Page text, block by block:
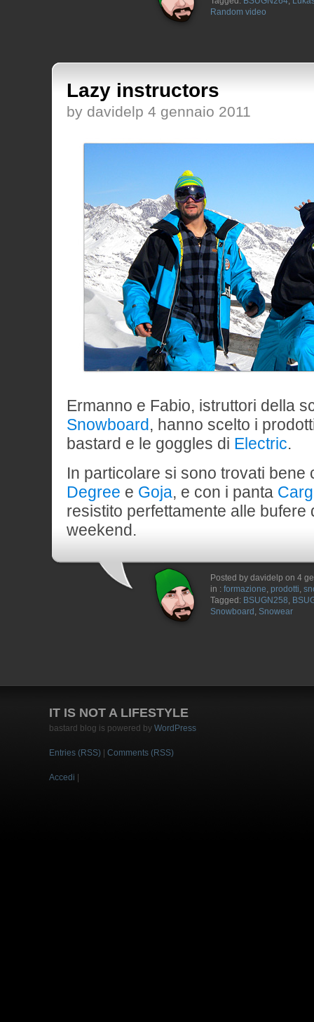
Random video
Lazy instructors
by davidelp 4 gennaio 2011
Ermanno e Fabio, istruttori della
Snowboard, hanno scelto i
bastard e le goggles di Electric.
In particolare si sono trovati bene
Degree e Goja, e con i panta
resistito perfettamente alle bufere
weekend.
Posted by davidelp on 4
in : formazione, prodotti,
Tagged: BSUGN258,
Snowboard , Snowear
IT IS NOT A LIFESTYLE
bastard blog is powered by WordPress
Entries (RSS) Comments (RSS)
Accedi